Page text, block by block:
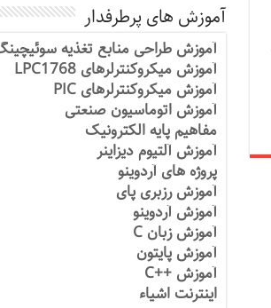
آموزش های پرطرفدار
آموزش طراحی منابع تغذیه
آموزش میکروکنترلرهای LPC1768
آموزش میکروکنترلرهای PIC
آموزش اتوماسیون صنعتی
مفاهیم پایه الکترونیک
آموزش آلتیوم دیزاینر
پروژه های آردوینو
آموزش رزبری پای
آموزش آردوینو
آموزش زبان C
آموزش پایتون
آموزش ++C
اینترنت اشیاء